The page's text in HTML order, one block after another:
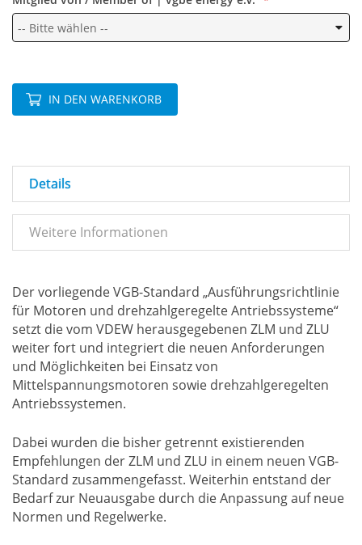
IN DEN WARENKORB
Details
Weitere Informationen
Der vorliegende VGB-Standard „Ausführungsrichtlinie
für Motoren und drehzahlgeregelte Antriebssysteme“
setzt die vom VDEW herausgegebenen ZLM und ZLU
weiter fort und integriert die neuen Anforderungen
und Möglichkeiten bei Einsatz von
Mittelspannungsmotoren sowie drehzahlgeregelten
Antriebssystemen.
Dabei wurden die bisher getrennt existierenden
Empfehlungen der ZLM und ZLU in einem neuen VGB-
Standard zusammengefasst. Weiterhin entstand der
Bedarf zur Neuausgabe durch die Anpassung auf neue
Normen und Regelwerke.